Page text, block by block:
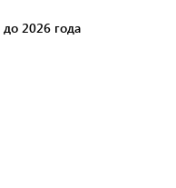
до 2026 года